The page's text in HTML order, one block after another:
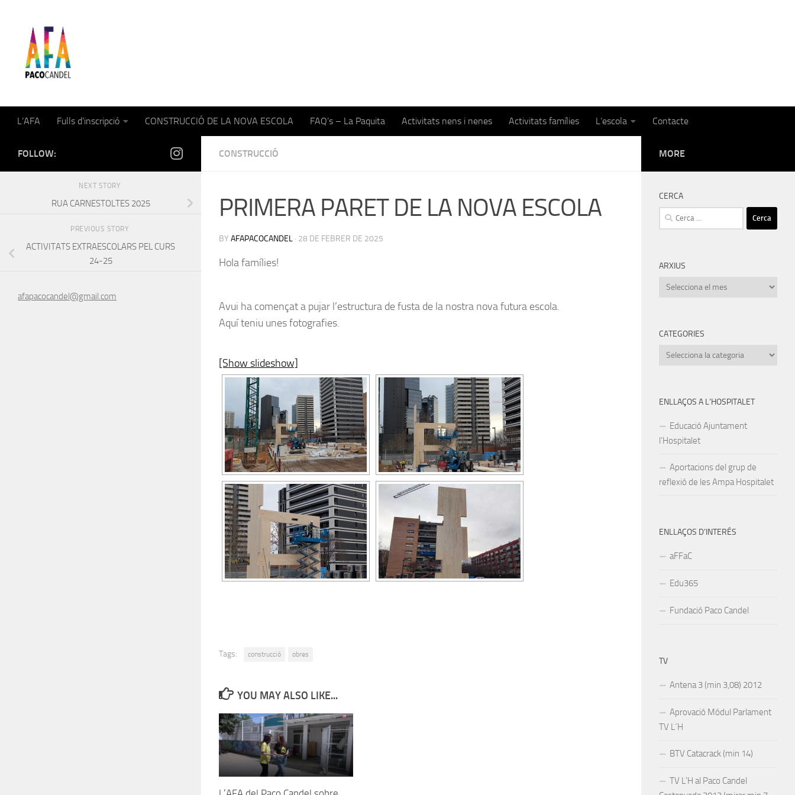
L’AFA Fulls d’inscripció CONSTRUCCIÓ DE LA NOVA ESCOLA FAQ’s – La Paquita Activitats nens i nenes Activitats famílies L’escola Contacte
CONSTRUCCIÓ
PRIMERA PARET DE LA NOVA ESCOLA
BY AFAPACOCANDEL · 28 DE FEBRER DE 2025
Hola famílies!
Avui ha començat a pujar l’estructura de fusta de la nostra nova futura escola.
Aquí teniu unes fotografies.
[Show slideshow]
Tags: construcció obres
YOU MAY ALSO LIKE...
FOLLOW:
NEXT STORY
RUA CARNESTOLTES 2025
PREVIOUS STORY
ACTIVITATS EXTRAESCOLARS PEL CURS
24-25
afapacocandel@gmail.com
MORE
CERCA
Cerca:
ARXIUS
Arxius
CATEGORIES
Categories
ENLLAÇOS A L’HOSPITALET
Educació Ajuntament
l’Hospitalet
Aportacions del grup de
reflexió de les Ampa Hospitalet
ENLLAÇOS D’INTERÉS
aFFaC
Edu365
Fundació Paco Candel
TV
Antena 3 (min 3,08) 2012
Aprovació Módul Parlament
TV L´H
BTV Catacrack (min 14)
TV L’H al Paco Candel